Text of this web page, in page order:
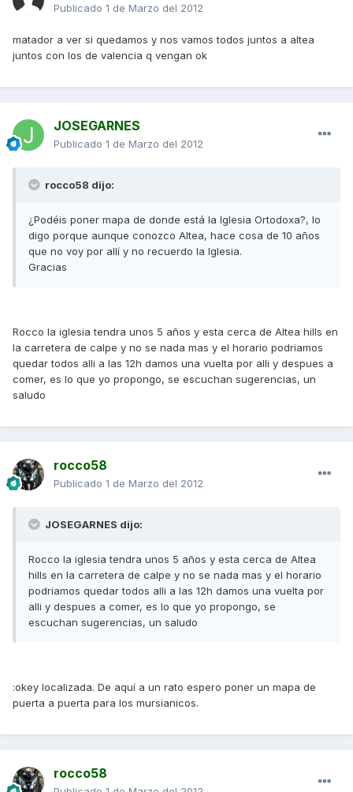
Publicado 1 de Marzo del 2012
matador a ver si quedamos y nos vamos todos juntos a altea
juntos con los de valencia q vengan ok
JOSEGARNES
Publicado 1 de Marzo del 2012
rocco58 dijo:
¿Podéis poner mapa de donde está la Iglesia Ortodoxa?, lo
digo porque aunque conozco Altea, hace cosa de 10 años
que no voy por allí y no recuerdo la Iglesia.
Gracias
Rocco la iglesia tendra unos 5 años y esta cerca de Altea hills en
la carretera de calpe y no se nada mas y el horario podriamos
quedar todos alli a las 12h damos una vuelta por alli y despues a
comer, es lo que yo propongo, se escuchan sugerencias, un
saludo
rocco58
Publicado 1 de Marzo del 2012
JOSEGARNES dijo:
Rocco la iglesia tendra unos 5 años y esta cerca de Altea
hills en la carretera de calpe y no se nada mas y el horario
podriamos quedar todos alli a las 12h damos una vuelta por
alli y despues a comer, es lo que yo propongo, se
escuchan sugerencias, un saludo
:okey localizada. De aquí a un rato espero poner un mapa de
puerta a puerta para los mursianicos.
rocco58